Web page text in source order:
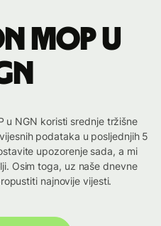
MOP u
u NGN koristi srednje tržišne
podataka u posljednjih 5
upozorenje sada, a mi
Osim toga, uz naše dnevne
najnovije vijesti.